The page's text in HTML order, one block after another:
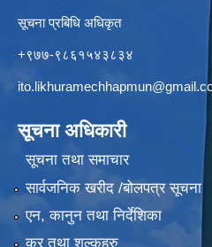
सूचना प्रबिधि अधिकृत
+९७७-९८६१५४३८३४
सूचना अधिकारी
सूचना तथा समाचार
सार्वजनिक खरीद /बोलपत्र सूचना
एन, कानुन तथा निर्देशिका
कर तथा शुल्कहरु